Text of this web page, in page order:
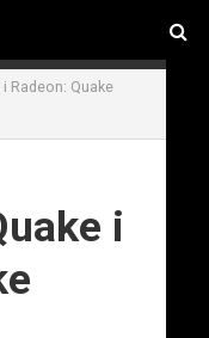
Radeon: Quake
i